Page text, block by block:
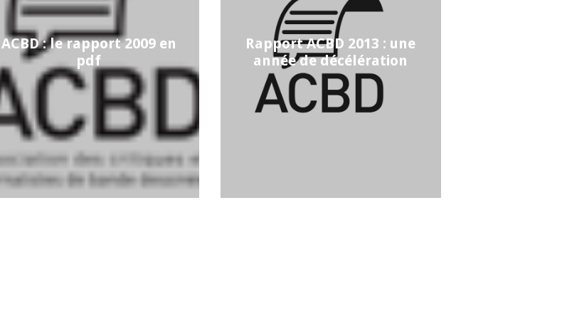
ACBD : le rapport 2009 en
pdf
Rapport ACBD 2013 : une
année de décélération